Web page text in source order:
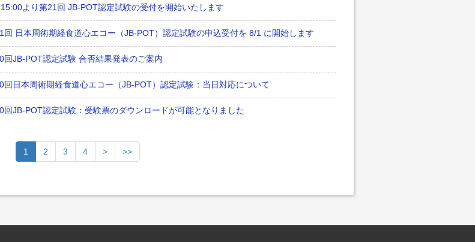
より第21回 JB-POT認定試験の受付を開始いたします
日本周術期経食道心エコー（JB-POT）認定試験の申込受付を 8/1 に開始します
JB-POT認定試験 合否結果発表のご案内
日本周術期経食道心エコー（JB-POT）認定試験：当日対応について
JB-POT認定試験：受験票のダウンロードが可能となりました
1 2 3 4 > >>